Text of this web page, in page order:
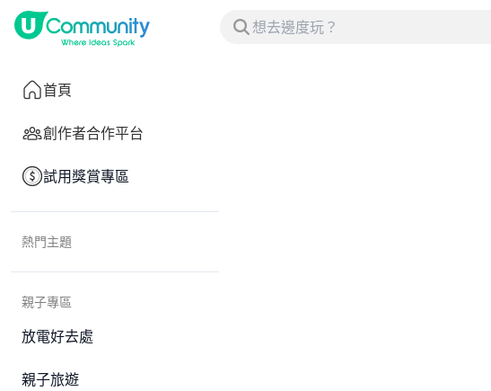
首頁
創作者合作平台
試用獎賞專區
熱門主題
親子專區
放電好去處
親子旅遊